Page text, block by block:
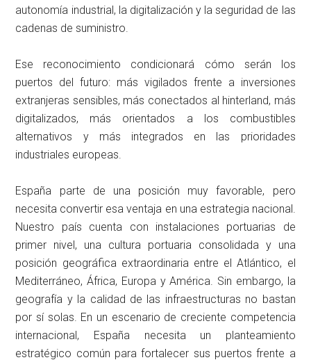
autonomía industrial, la digitalización y la seguridad de las
cadenas de suministro.
Ese reconocimiento condicionará cómo serán los
puertos del futuro: más vigilados frente a inversiones
extranjeras sensibles, más conectados al hinterland, más
digitalizados, más orientados a los combustibles
alternativos y más integrados en las prioridades
industriales europeas.
España parte de una posición muy favorable, pero
necesita convertir esa ventaja en una estrategia nacional.
Nuestro país cuenta con instalaciones portuarias de
primer nivel, una cultura portuaria consolidada y una
posición geográfica extraordinaria entre el Atlántico, el
Mediterráneo, África, Europa y América. Sin embargo, la
geografía y la calidad de las infraestructuras no bastan
por sí solas. En un escenario de creciente competencia
internacional, España necesita un planteamiento
estratégico común para fortalecer sus puertos frente a